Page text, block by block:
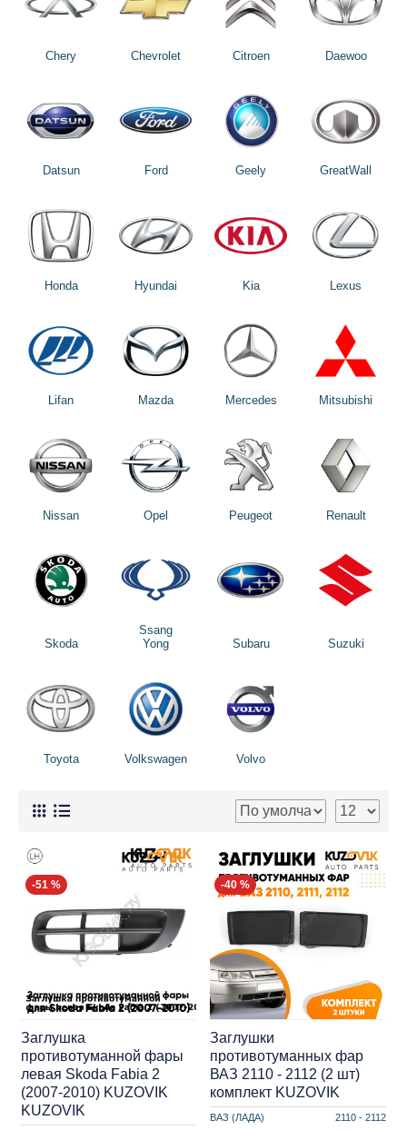
Chery Chevrolet Citroen Daewoo
Datsun Ford Geely GreatWall
Honda Hyundai Kia Lexus
Lifan Mazda Mercedes Mitsubishi
Nissan Opel Peugeot Renault
Skoda
Ssang
Yong
Subaru Suzuki
Toyota Volkswagen Volvo
-51 %
Заглушка
противотуманной фары
левая Skoda Fabia 2
(2007-2010) KUZOVIK
KUZOVIK
-40 %
ВАЗ (ЛАДА) 2110 - 2112
Заглушки
противотуманных фар
ВАЗ 2110 - 2112 (2 шт)
комплект KUZOVIK